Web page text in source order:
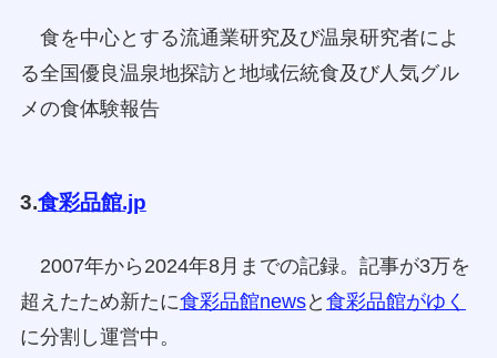
食を中心とする流通業研究及び温泉研究者によ
る全国優良温泉地探訪と地域伝統食及び人気グル
メの食体験報告
3.食彩品館.jp
2007年から2024年8月までの記録。記事が3万を
超えたため新たに食彩品館newsと 食彩品館がゆく
に分割し運営中。